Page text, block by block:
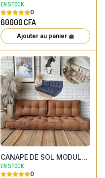
EN STOCK
0
60000 CFA
Ajouter au panier 🧺
CANAPE DE SOL MODULABLE EN TISSU (dimension et couleurs aux choix)
EN STOCK
0